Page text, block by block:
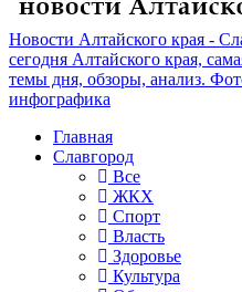
Новости Алтайского края -
сегодня Алтайского края,
темы дня, обзоры, анализ.
инфографика
Главная
Славгород
Все
ЖКХ
Спорт
Власть
Здоровье
Культура